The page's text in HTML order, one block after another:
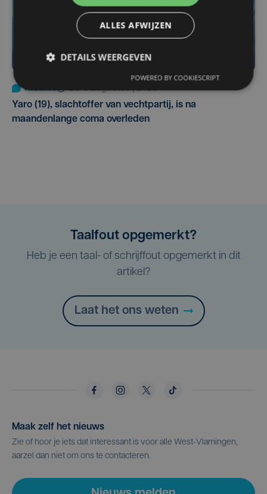
Nieuws
do 6 augustus | 21:30
Yaro (19), slachtoffer van vechtpartij, is na
maandenlange coma overleden
Taalfout opgemerkt?
Heb je een taal- of schrijffout opgemerkt in dit
artikel?
Laat het ons weten
Maak zelf het nieuws
Zie of hoor je iets dat interessant is voor alle West-Vlamingen,
aarzel dan niet om ons te contacteren.
ALLES AFWIJZEN
DETAILS WEERGEVEN
POWERED BY COOKIESCRIPT